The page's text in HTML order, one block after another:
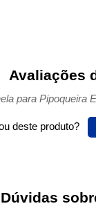
Avaliações
para Pipoqueira
deste produto?
Dúvidas